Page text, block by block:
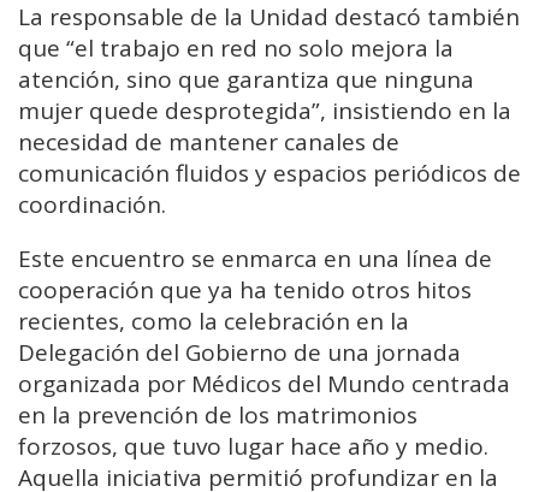
La responsable de la Unidad destacó también
que “el trabajo en red no solo mejora la
atención, sino que garantiza que ninguna
mujer quede desprotegida”, insistiendo en la
necesidad de mantener canales de
comunicación fluidos y espacios periódicos de
coordinación.
Este encuentro se enmarca en una línea de
cooperación que ya ha tenido otros hitos
recientes, como la celebración en la
Delegación del Gobierno de una jornada
organizada por Médicos del Mundo centrada
en la prevención de los matrimonios
forzosos, que tuvo lugar hace año y medio.
Aquella iniciativa permitió profundizar en la